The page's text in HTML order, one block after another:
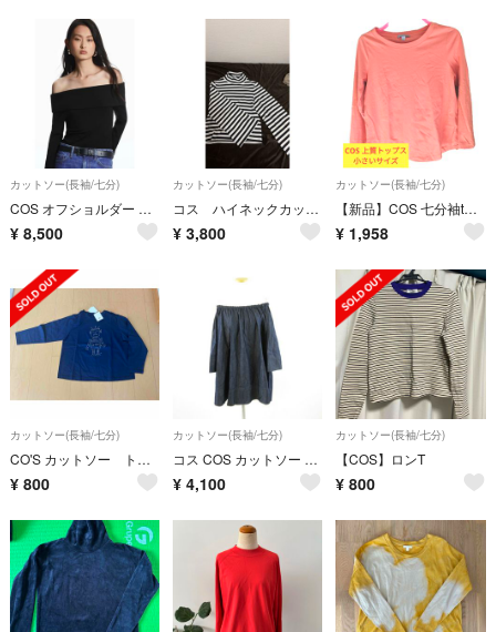
カットソー(長袖/七分)
COS オフショルダー 長袖トップス
¥ 8,500
カットソー(長袖/七分)
コス ハイネックカットソー
¥ 3,800
カットソー(長袖/七分)
【新品】COS 七分袖tシャツ カットソー
¥ 1,958
カットソー(長袖/七分)
CO'S カットソー トップス
¥ 800
カットソー(長袖/七分)
コス COS カットソー チュニック 2WAY ダンガリー 長袖 紺 34
¥ 4,100
カットソー(長袖/七分)
【COS】ロンT
¥ 800